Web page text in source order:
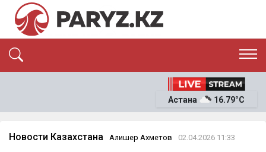
ЭКОНОМИКА
ОҚИҒА
Астана 16.79°C
Новости Казахстана Алишер Ахметов 02.04.2026 11:33